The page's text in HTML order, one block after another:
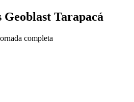
Geoblast Tarapacá
completa